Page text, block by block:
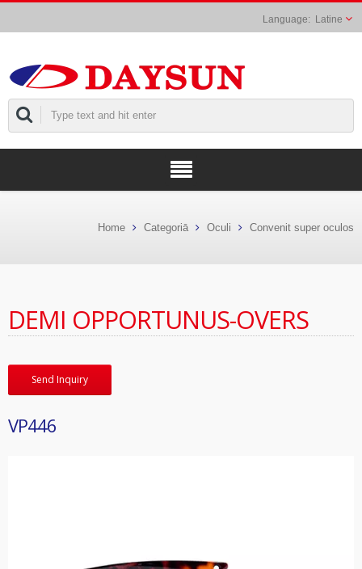
Latine
Home Categoriā Oculi Convenit super oculos
DEMI OPPORTUNUS-OVERS
Send Inquiry
VP446